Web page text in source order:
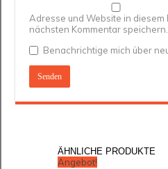
Adresse und Website in
nächsten Kommentar speichern.
Benachrichtige mich über
Angebot!